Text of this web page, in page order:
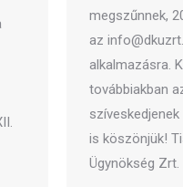
megszűnnek,
az
alkalmazásra.
továbbiakban
is köszönjük!
Ügynökség Zrt.